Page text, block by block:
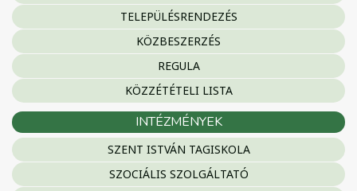
TELEPÜLÉSRENDEZÉS
KÖZBESZERZÉS
REGULA
KÖZZÉTÉTELI LISTA
INTÉZMÉNYEK
SZENT ISTVÁN TAGISKOLA
SZOCIÁLIS SZOLGÁLTATÓ